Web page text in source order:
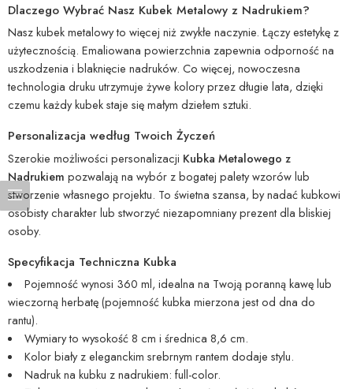
Dlaczego Wybrać Nasz Kubek Metalowy z Nadrukiem?
Nasz kubek metalowy to więcej niż zwykłe naczynie. Łączy estetykę z
użytecznością. Emaliowana powierzchnia zapewnia odporność na
uszkodzenia i blaknięcie nadruków. Co więcej, nowoczesna
technologia druku utrzymuje żywe kolory przez długie lata, dzięki
czemu każdy kubek staje się małym dziełem sztuki.
Personalizacja według Twoich Życzeń
Szerokie możliwości personalizacji Kubka Metalowego z
Nadrukiem pozwalają na wybór z bogatej palety wzorów lub
stworzenie własnego projektu. To świetna szansa, by nadać kubkowi
osobisty charakter lub stworzyć niezapomniany prezent dla bliskiej
osoby.
Specyfikacja Techniczna Kubka
Pojemność wynosi 360 ml, idealna na Twoją poranną kawę lub
wieczorną herbatę (pojemność kubka mierzona jest od dna do
rantu).
Wymiary to wysokość 8 cm i średnica 8,6 cm.
Kolor biały z eleganckim srebrnym rantem dodaje stylu.
Nadruk na kubku z nadrukiem: full-color.